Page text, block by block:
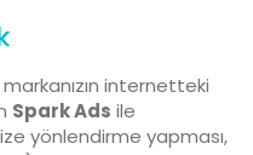
internetteki
Spark Ads ile
yönlendirme yapması,